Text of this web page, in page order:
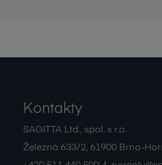
Kontakty
SAGITTA Ltd., spol. s r.o.
Železná 633/2, 61900 Brno-